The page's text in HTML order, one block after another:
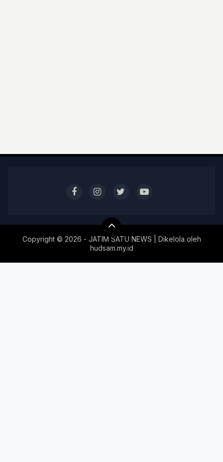
Copyright © 2026 - JATIM SATU NEWS | Dikelola oleh
hudsam.my.id